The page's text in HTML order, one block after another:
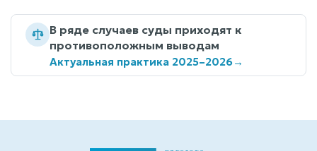
В ряде случаев суды приходят к
противоположным выводам
Актуальная практика 2025–2026→